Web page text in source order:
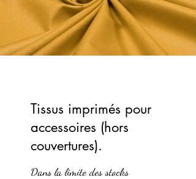
Tissus imprimés pour
accessoires (hors
couvertures).
Dans la limite des stocks